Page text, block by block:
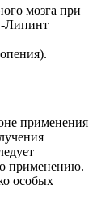
мозга при
Липинт
применения
применению.
особых